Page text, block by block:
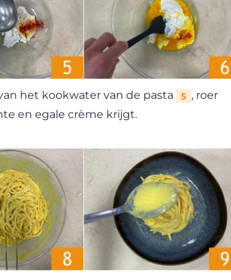
het kookwater van de pasta 5 , roer
en egale crème krijgt.